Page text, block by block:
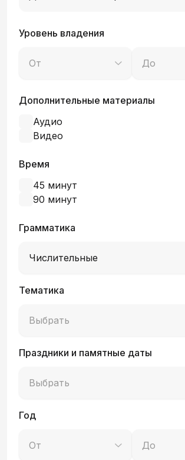
Уровень владения
От До
Дополнительные материалы
Аудио
Видео
Время
45 минут
90 минут
Грамматика
Числительные
Тематика
Выбрать
Праздники и памятные даты
Выбрать
Год
От До